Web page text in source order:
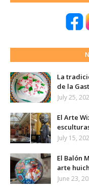
La
de la
July 25,
El Arte
July 15,
El Balón
arte
June 23,